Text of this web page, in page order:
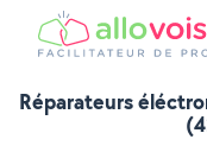
Réparateurs